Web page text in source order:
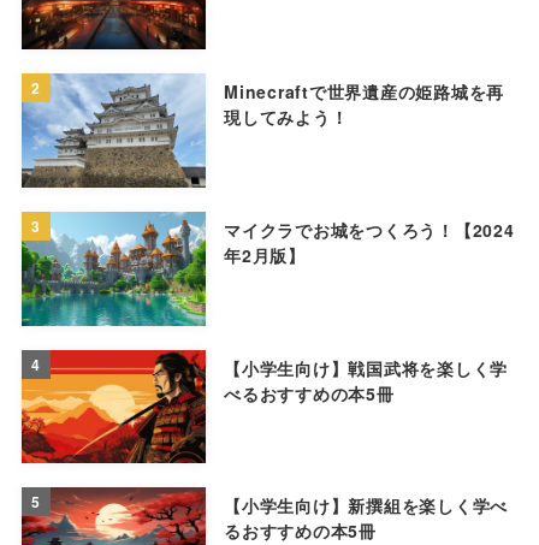
2
Minecraftで世界遺産の姫路城を再
現してみよう！
3
マイクラでお城をつくろう！【2024
年2月版】
4
【小学生向け】戦国武将を楽しく学
べるおすすめの本5冊
5
【小学生向け】新撰組を楽しく学べ
るおすすめの本5冊